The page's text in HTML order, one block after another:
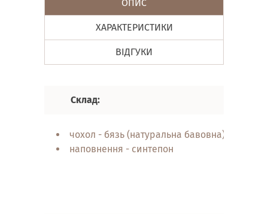
ОПИС
ХАРАКТЕРИСТИКИ
ВІДГУКИ
Склад:
чохол - бязь (натуральна бавовна)
наповнення - синтепон